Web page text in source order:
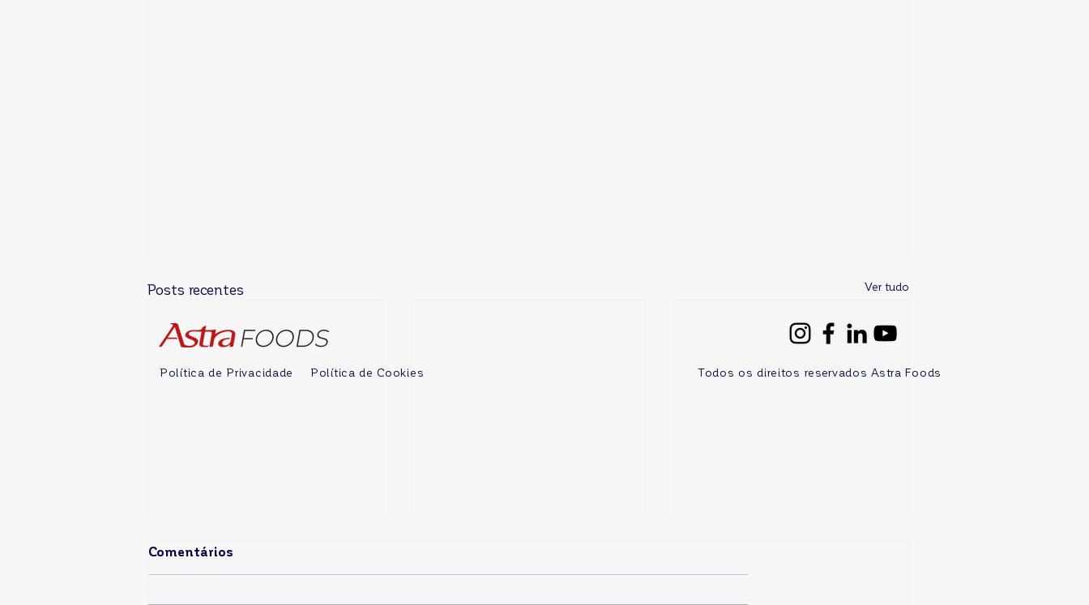
Posts recentes Ver tudo
Comentários
Política de Privacidade Política de Cookies Todos os direitos reservados Astra Foods